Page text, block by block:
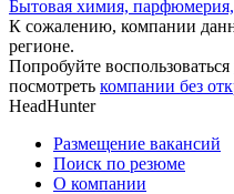
Бытовая химия, парфюмерия,
К сожалению, компании
регионе.
Попробуйте воспользоваться
посмотреть компании без
HeadHunter
Размещение вакансий
Поиск по резюме
О компании